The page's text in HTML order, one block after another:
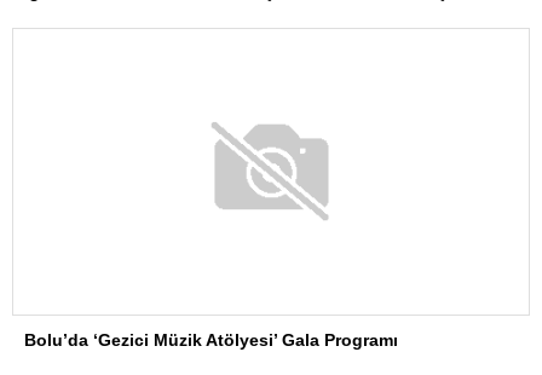
Bolu’da ‘Gezici Müzik Atölyesi’ Gala Programı